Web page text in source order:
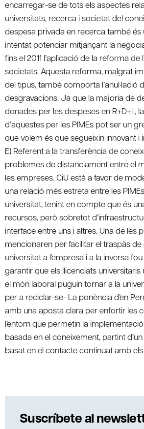
encarregar-se de tots els aspectes
universitats, recerca i societat del
despesa privada en recerca també és
intentat potenciar mitjançant la
fins el 2011 l’aplicació de la reforma de
societats. Aquesta reforma, malgrat
del tipus, també comporta l’anul·lació
desgravacions. Ja que la majoria de
donades per les despeses en R+D+i ,
d’aquestes per les PIMEs pot ser un
que volem és que segueixin innovant i
E) Referent a la transferència de
problemes de distanciament entre el
les empreses. CiU està a favor de
una relació més estreta entre les
universitat, tenint en compte que és
recursos, però sobretot
interface entre uns i altres. Una de les
mencionaren per facilitar el traspàs
universitat a l’empresa i a la inversa
garantir que els llicenciats
el món laboral puguin tornar a la
per a reciclar-se- La ponència d’en
amb una aposta clara per enfortir les
l’entorn que permetin la
basada en el coneixement, partint
basat en el contacte continuat amb
Suscríbete al